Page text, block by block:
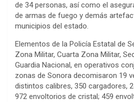
de 34 personas, así como el
de armas de fuego y demás
municipios del estado.
Elementos de la Policía Estatal de
Zona Militar, Cuarta Zona Militar,
Guardia Nacional, en operativos
zonas de Sonora decomisaron 19
distintos calibres, 350 cargadores,
972 envoltorios de cristal; 459